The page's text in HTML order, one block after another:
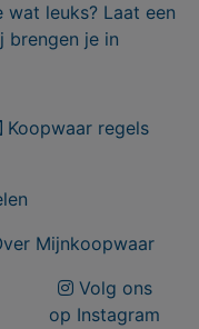
leuks? Laat een
brengen je in
Koopwaar regels
Mijnkoopwaar
Volg ons
op Instagram